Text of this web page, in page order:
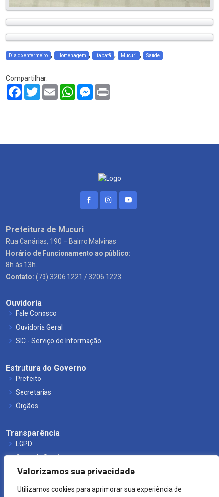
Valorizamos sua privacidade
Utilizamos cookies para aprimorar sua experiência de
Dia do enfermeiro , Homenagem , Itabatã , Mucuri , Saúde
Compartilhar:
Facebook
TwitterEmail WhatsAppMessenger
Prefeitura de Mucuri
Rua Canárias, 190 – Bairro Malvinas
Horário de Funcionamento ao público:
8h às 13h.
Contato: (73) 3206 1221 / 3206 1223
Ouvidoria
Fale Conosco
Ouvidoria Geral
SIC - Serviço de Informação
Estrutura do Governo
Prefeito
Secretarias
Órgãos
Transparência
LGPD
Carta de Serviços
Leis Municipais